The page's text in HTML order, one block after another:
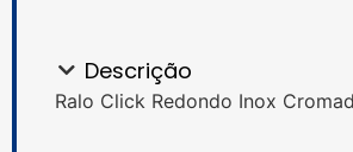
Descrição
Ralo Click Redondo Inox